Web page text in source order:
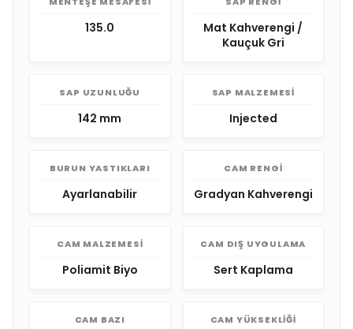
135.0
Mat Kahverengi /
Kauçuk Gri
SAP UZUNLUĞU
142 mm
SAP MALZEMESI
Injected
BURUN YASTIKLARI
Ayarlanabilir
CAM RENGI
Gradyan Kahverengi
CAM MALZEMESI
Poliamit Biyo
CAM DIŞ UYGULAMA
Sert Kaplama
CAM BAZI CAM YÜKSEKLIĞI